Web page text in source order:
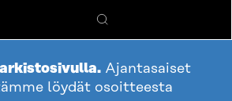
Hae
Ajantasaiset
löydät osoitteesta